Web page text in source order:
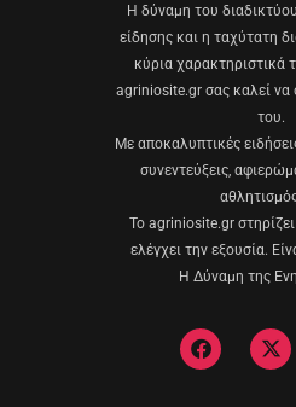
Η δύναμη του
είδησης και η ταχύτατη
κύρια χαρακτηριστικά
agriniosite.gr σας καλεί να
του.
Με αποκαλυπτικές
συνεντεύξεις,
Το agriniosite.gr
ελέγχει την εξουσία.
Η Δύναμη της